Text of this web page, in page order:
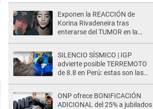
Exponen la REACCIÓN de
Korina Rivadeneira tras
enterarse del TUMOR en la
estaba muy..."
SILENCIO SÍSMICO | IGP
advierte posible TERREMOTO
de 8.8 en Perú: estas son las
ONP ofrece BONIFICACIÓN
ADICIONAL del 25% a jubilados